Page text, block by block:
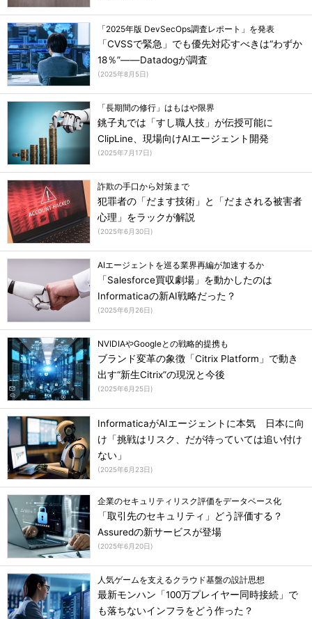
「2025年版 DevSecOps調査レポート」を発表
「CVSSで緊急」でも優先対応すべきは“わずか
18％”――Datadogが調査
(2025年8月5日)
「長期間の修行」はもはや限界
銚子丸では「すし職人技」が伝授可能に
ClipLine、現場向けAIエージェント開発
(2025年7月17日)
詐欺の手口から対策まで
犯罪者の「だます技術」と「だまされる被害者
心理」をラックが解説
(2025年6月30日)
AIエージェントを巡る業界再編が加速するか
「Salesforce買収劇場」を動かしたのは
Informaticaの新AI戦略だった？
(2025年6月26日)
NVIDIAやGoogleとの戦略的提携も
ブランド変革の象徴「Citrix Platform」で動き
出す“新生Citrix”の現況と今後
(2025年6月25日)
InformaticaがAIエージェントに本気 日本に向
け「挑戦はリスク、だが待っていては追い付け
ない」
(2025年6月23日)
企業のセキュリティリスク評価をデータベース化
「取引先のセキュリティ」どう評価する？
Assuredの新サービスが登場
(2025年6月20日)
人気ゲームを支えるクラウド基盤の設計思想
最新モンハン「100万プレイヤー同時接続」で
も落ちないインフラをどう作った？